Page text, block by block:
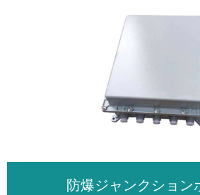
防爆ジャンクション